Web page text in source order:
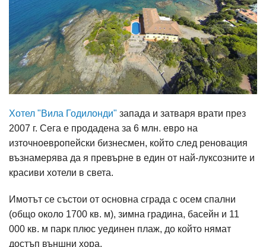
Хотел "Вила Годилонди" запада и затваря врати през
2007 г. Сега е продадена за 6 млн. евро на
източноевропейски бизнесмен, който след реновация
възнамерява да я превърне в един от най-луксозните и
красиви хотели в света.
Имотът се състои от основна сграда с осем спални
(общо около 1700 кв. м), зимна градина, басейн и 11
000 кв. м парк плюс уединен плаж, до който нямат
достъп външни хора.